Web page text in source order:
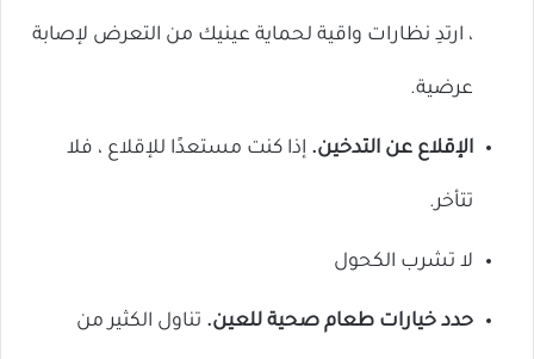
، ارتدِ نظارات واقية لحماية عينيك من التعرض لإصابة
عرضية.
الإقلاع عن التدخين. إذا كنت مستعدًا للإقلاع ، فلا
تتأخر.
لا تشرب الكحول
حدد خيارات طعام صحية للعين. تناول الكثير من